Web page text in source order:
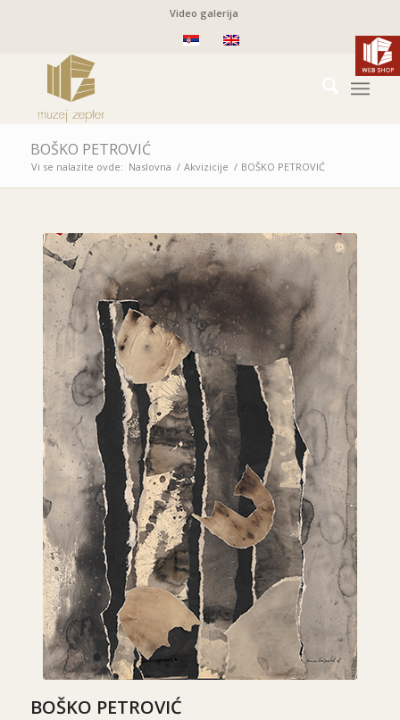
Video galerija
BOŠKO PETROVIĆ
Vi se nalazite ovde: Naslovna / Akvizicije / BOŠKO PETROVIĆ
BOŠKO PETROVIĆ